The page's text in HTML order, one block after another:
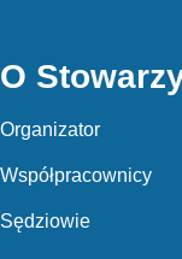
O
Organizator
Współpracownicy
Sędziowie